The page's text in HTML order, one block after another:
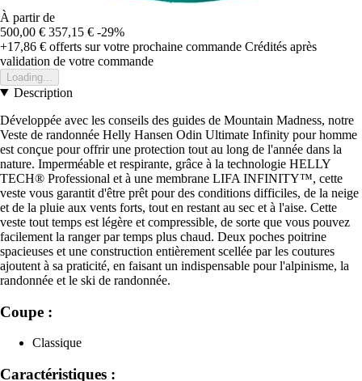
À partir de
500,00 € 357,15 € -29%
+17,86 € offerts sur votre prochaine commande Crédités après
validation de votre commande
Loading...
Description
Développée avec les conseils des guides de Mountain Madness, notre
Veste de randonnée Helly Hansen Odin Ultimate Infinity pour homme
est conçue pour offrir une protection tout au long de l'année dans la
nature. Imperméable et respirante, grâce à la technologie HELLY
TECH® Professional et à une membrane LIFA INFINITY™, cette
veste vous garantit d'être prêt pour des conditions difficiles, de la neige
et de la pluie aux vents forts, tout en restant au sec et à l'aise. Cette
veste tout temps est légère et compressible, de sorte que vous pouvez
facilement la ranger par temps plus chaud. Deux poches poitrine
spacieuses et une construction entièrement scellée par les coutures
ajoutent à sa praticité, en faisant un indispensable pour l'alpinisme, la
randonnée et le ski de randonnée.
Coupe :
Classique
Caractéristiques :